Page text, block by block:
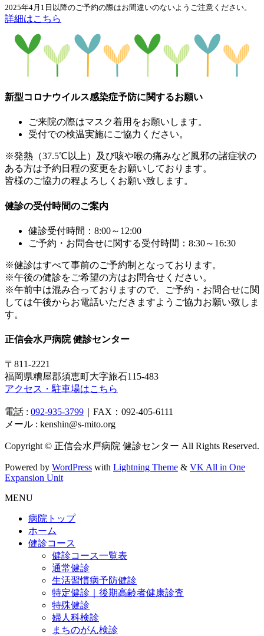
2025年4月1日以降のご予約の際はお間違いのないようご注意ください。
詳細はこちら
新型コロナウイルス感染症予防に関するお願い
ご来院の際はマスク着用をお願いします。
受付での検温実施にご協力ください。
※発熱（37.5℃以上）及び咳や喉の痛みなど風邪の諸症状の
ある方は予約日程の変更をお願いしております。
皆様のご協力の程よろしくお願い致します。
健診の受付時間のご案内
健診受付時間：8:00～12:00
ご予約・お問合せに関する受付時間：8:30～16:30
※健診はすべて事前のご予約制となっております。
※午後の健診をご希望の方はお問合せください。
※午前中は混み合っておりますので、ご予約・お問合せに関
しては午後からお電話いただきますようご協力お願い致しま
す。
正信会水戸病院 健診センター
〒811-2221
福岡県糟屋郡須恵町大字旅石115-483
アクセス・駐車場はこちら
電話 : 092-935-3799 ｜FAX：092-405-6111
メール : kenshin@s-mito.org
Copyright © 正信会水戸病院 健診センター All Rights Reserved.
Powered by WordPress with Lightning Theme & VK All in One
Expansion Unit
MENU
病院トップ
ホーム
健診コース
健診コース一覧表
通常健診
生活習慣病予防健診
特定健診｜後期高齢者健康診査
特殊健診
婦人科検診
まちのがん検診